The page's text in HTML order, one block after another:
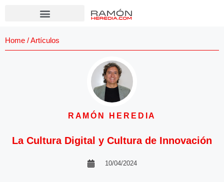
Home /Artículos
RAMÓN HEREDIA
La Cultura Digital y Cultura de Innovación
10/04/2024